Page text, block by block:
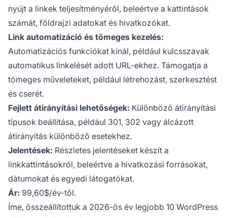
nyújt a linkek teljesítményéről, beleértve a kattintások
számát, földrajzi adatokat és hivatkozókat.
Link automatizáció és tömeges kezelés:
Automatizációs funkciókat kínál, például kulcsszavak
automatikus linkelését adott URL-ekhez. Támogatja a
tömeges műveleteket, például létrehozást, szerkesztést
és cserét.
Fejlett átirányítási lehetőségek: Különböző átirányítási
típusok beállítása, például 301, 302 vagy álcázott
átirányítás különböző esetekhez.
Jelentések: Részletes jelentéseket készít a
linkkattintásokról, beleértve a hivatkozási forrásokat,
dátumokat és egyedi látogatókat.
Ár: 99,60$/év-től.
Íme, összeállítottuk a 2026-ös év legjobb 10 WordPress